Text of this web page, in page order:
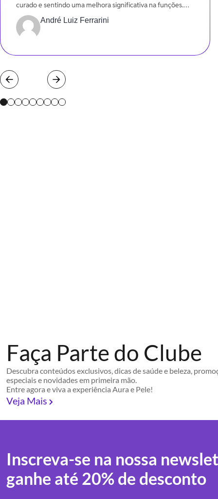
curado e sentindo uma melhora significativa na funções.
Gratidão
André Luiz Ferrarini
Faça Parte do Clube
Descubra conteúdos exclusivos, dicas de saúde e beleza,
especiais e novidades em primeira mão.
Entre agora e viva a experiência Aura e Pele!
Veja Mais
Inscreva-se na nossa
ganhe até 20% de desconto